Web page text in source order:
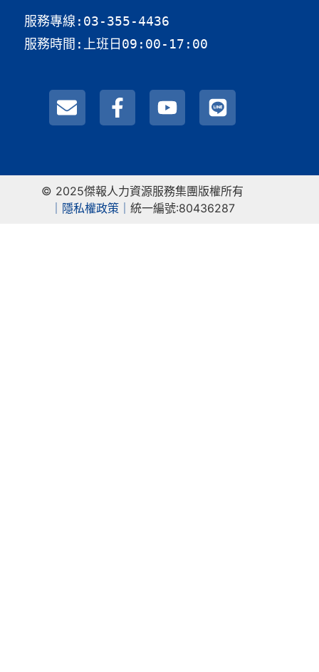
服務專線:03-355-4436
服務時間:上班日09:00-17:00
© 2025傑報人力資源服務集團版權所有
隱私權政策｜ 統一編號:80436287